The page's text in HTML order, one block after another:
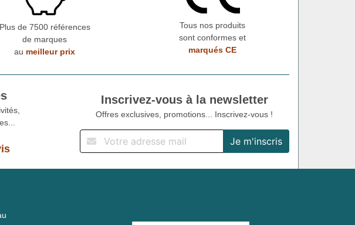
Plus de 7500 références
de marques
au meilleur prix
Tous nos produits
sont conformes et
marqués CE
Inscrivez-vous à la newsletter
Offres exclusives, promotions... Inscrivez-vous !